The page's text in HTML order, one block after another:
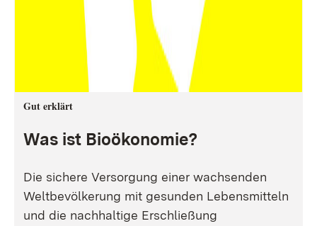
Gut erklärt
Was ist Bioökonomie?
Die sichere Versorgung einer wachsenden
Weltbevölkerung mit gesunden Lebensmitteln
und die nachhaltige Erschließung